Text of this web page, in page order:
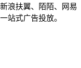
浪扶翼、陌陌、网易
站式广告投放。